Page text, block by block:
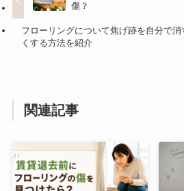
傷？
フローリングについて焦げ跡を自分で消
くする方法を紹介
関連記事